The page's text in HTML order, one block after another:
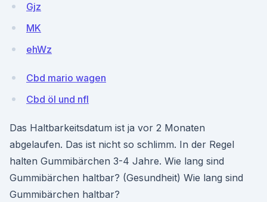
Gjz
MK
ehWz
Cbd mario wagen
Cbd öl und nfl
Das Haltbarkeitsdatum ist ja vor 2 Monaten
abgelaufen. Das ist nicht so schlimm. In der Regel
halten Gummibärchen 3-4 Jahre. Wie lang sind
Gummibärchen haltbar? (Gesundheit) Wie lang sind
Gummibärchen haltbar?